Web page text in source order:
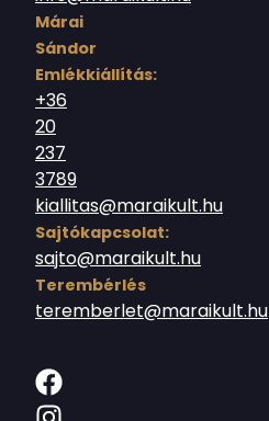
Márai
Sándor
Emlékkiállítás:
+36
20
237
3789
kiallitas@maraikult.hu
Sajtókapcsolat:
sajto@maraikult.hu
Terembérlés
teremberlet@maraikult.hu